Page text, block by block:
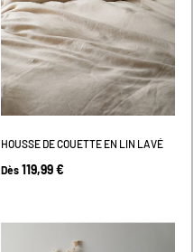
HOUSSE DE COUETTE EN LIN LAVÉ
Dès 119,99 €